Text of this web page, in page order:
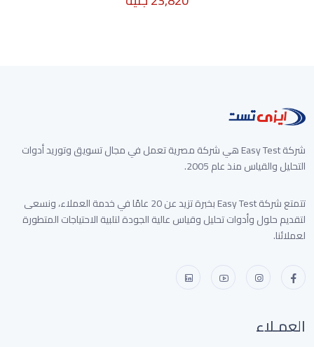
شركة Easy Test هي شركة مصرية تعمل في مجال تسويق وتوريد أدوات
التحليل والقياس منذ عام 2005.
تتمتع شركة Easy Test بخبرة تزيد عن 20 عامًا في خدمة العملاء، ونسعى
لتقديم حلول وأدوات تحليل وقياس عالية الجودة لتلبية الاحتياجات المتطورة
لعملائنا.
العمـلاء